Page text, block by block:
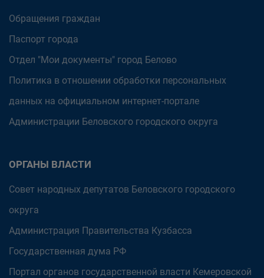
Обращения граждан
Паспорт города
Отдел "Мои документы" город Белово
Политика в отношении обработки персональных
данных на официальном интернет-портале
Администрации Беловского городского округа
ОРГАНЫ ВЛАСТИ
Совет народных депутатов Беловского городского
округа
Администрация Правительства Кузбасса
Государственная дума РФ
Портал органов государственной власти Кемеровской